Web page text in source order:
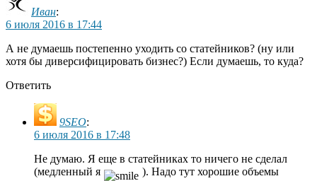
Иван:
6 июля 2016 в 17:44
А не думаешь постепенно уходить со статейников? (ну или
хотя бы диверсифицировать бизнес?) Если думаешь, то куда?
Ответить
9SEO:
6 июля 2016 в 17:48
Не думаю. Я еще в статейниках то ничего не сделал
(медленный я
). Надо тут хорошие объемы